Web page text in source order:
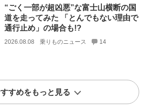
“ごく一部が超凶悪”な富士山横断の国
道を走ってみた 「とんでもない理由で
通行止め」の場合も!?
2026.08.08 乗りものニュース 14
すめをもっと見る